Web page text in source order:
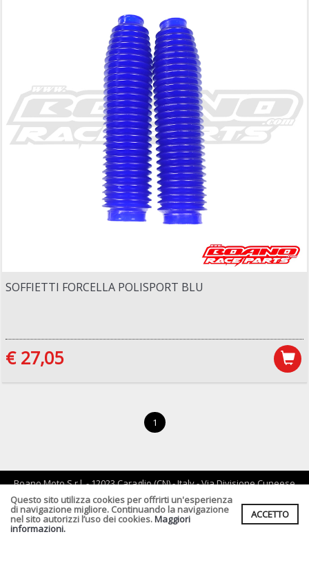
SOFFIETTI FORCELLA POLISPORT BLU
€ 27,05
1
Boano Moto S.r.l. - 12023 Caraglio (CN) - Italy - Via Divisione Cuneese
19/d - tel: 0171 619061 - Email :
info@boano.com
- P.IVA:IT02252000043
Cf. P.Iva. Registro Imprese di CN n :IT02252000043 Rea n. CN-
164496 Capitale Sociale : € 90.000,00 I.v.
Questo sito utilizza cookies per offrirti un'esperienza
di navigazione migliore. Continuando la navigazione
nel sito autorizzi l’uso dei cookies.Maggiori
informazioni.
ACCETTO